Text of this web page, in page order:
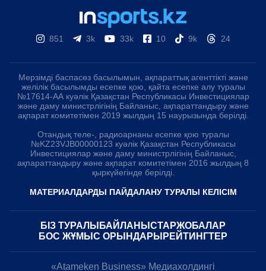
851 3k 33k 10 9k 24
Мерзімді баспасөз басылымын, ақпараттық агенттікті және
желілік басылымды есепке қою, қайта есепке алу туралы
№17614-АА куәлік Қазақстан Республикасы Инвестициялар
және даму министрлігінің Байланыс, ақпараттандыру және
ақпарат комитетімен 2019 жылдың 15 наурызында берілді.
Отандық теле-, радиоарнаны есепке қою туралы
№KZ23VJB00000123 куәлік Қазақстан Республикасы
Инвестициялар және даму министрлігінің Байланыс,
ақпараттандыру және ақпарат комитетімен 2016 жылдың 8
қыркүйегінде берілді.
МАТЕРИАЛДАРДЫ ПАЙДАЛАНУ ТУРАЛЫ КЕЛІСІМ
БІЗ ТУРАЛЫ БАЙЛАНЫСТАРЖОБАЛАР
БОС ЖҰМЫС ОРЫНДАРЫ РЕЙТИНГТЕР
«Atameken Business» Медиахолдингі